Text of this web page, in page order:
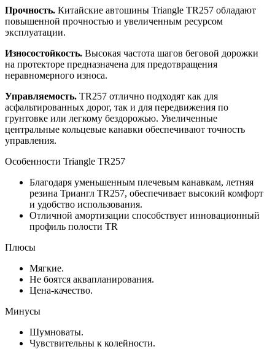
Прочность. Китайские автошины Triangle TR257 обладают
повышенной прочностью и увеличенным ресурсом
эксплуатации.
Износостойкость. Высокая частота шагов беговой дорожки
на протекторе предназначена для предотвращения
неравномерного износа.
Управляемость. TR257 отлично подходят как для
асфальтированных дорог, так и для передвижения по
грунтовке или легкому бездорожью. Увеличенные
центральные кольцевые канавки обеспечивают точность
управления.
Особенности Triangle TR257
Благодаря уменьшенным плечевым канавкам, летняя
резина Триангл TR257, обеспечивает высокий комфорт
и удобство использования.
Отличной амортизации способствует инновационный
профиль полости TR
Плюсы
Мягкие.
Не боятся аквапланирования.
Цена-качество.
Минусы
Шумноваты.
Чувствительны к колейности.